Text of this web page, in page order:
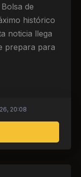
de
histórico
noticia llega
prepara para
El volumen de
20:08